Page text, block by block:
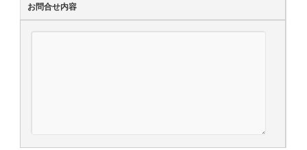
お問合せ内容